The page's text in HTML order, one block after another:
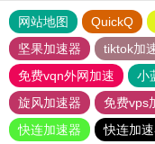
网站地图 QuickQ
坚果加速器
tiktok加
免费vqn外网加速
小
旋风加速器
免费vps
快连加速器
快连加